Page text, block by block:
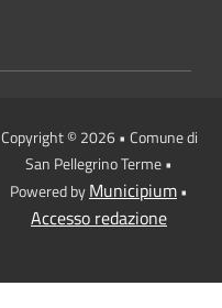
Copyright © 2026 • Comune di
San Pellegrino Terme •
Powered byMunicipium•
Accesso redazione